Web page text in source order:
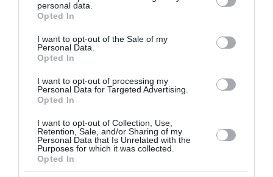
grant or deny consent to Google and its third-party tags to
use your data for below specified purposes in below Google
consent section.
personal data.
Opted In
I want to opt-out of the Sale of my
Personal Data.
Opted In
I want to opt-out of processing my
Personal Data for Targeted Advertising.
Opted In
I want to opt-out of Collection, Use,
Retention, Sale, and/or Sharing of my
Personal Data that Is Unrelated with the
Purposes for which it was collected.
Opted In
Τράπεζα Πειραιώς, στο πλαίσιο των δράσεων
16:07 | 03 Αυγούστου 2026 Επιχειρήσεις